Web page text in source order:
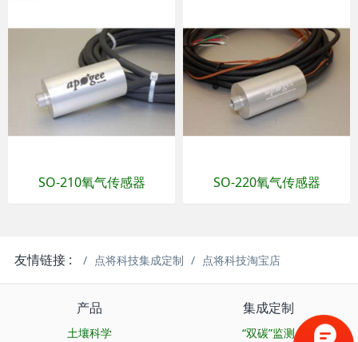
SO-210氧气传感器 SO-220氧气传感器
友情链接 : 点将科技集成定制 点将科技淘宝店
产品
土壤科学
集成定制
“双碳”监测